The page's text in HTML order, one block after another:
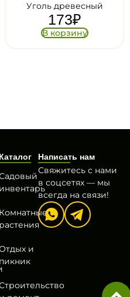
Уголь древесный
173₽
В корзину
Каталог
инвентарь
Комнатные
растения
и
пикник
Написать нам
Свяжитесь с нами
в соцсетях — мы
всегда на связи!